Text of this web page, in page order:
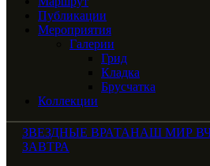
Публикации
Мероприятия
Галерии
Грид
Кладка
Брусчатка
Коллекции
ЗВЕЗДНЫЕ ВРАТАНАШ МИР
ЗАВТРА